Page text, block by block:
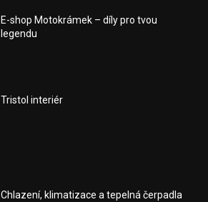
E-shop Motokrámek – díly pro tvou
legendu
Tristol interiér
Chlazení, klimatizace a tepelná čerpadla